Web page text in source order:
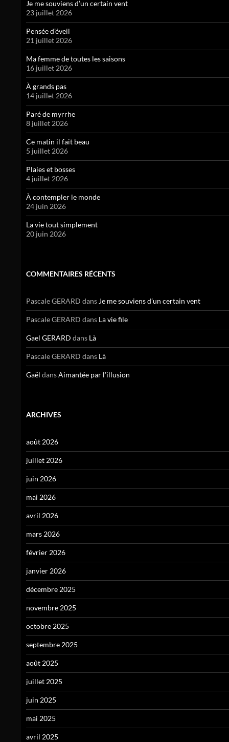
Je me souviens d’un certain vent
23 juillet 2026
Pensée d’éveil
21 juillet 2026
Ma femme de toutes les saisons
16 juillet 2026
À grands pas
14 juillet 2026
Paré de myrrhe
8 juillet 2026
Ce matin il fait beau
5 juillet 2026
Plaies et bosses
4 juillet 2026
À contempler le monde
24 juin 2026
La vie tout simplement
20 juin 2026
COMMENTAIRES RÉCENTS
Pascale GERARD dansJe me souviens d’un certain vent
Pascale GERARD dans La vie file
Gael GERARD dans Là
Pascale GERARD dans Là
Gaël dansAimantée par l’illusion
ARCHIVES
août 2026
juillet 2026
juin 2026
mai 2026
avril 2026
mars 2026
février 2026
janvier 2026
décembre 2025
novembre 2025
octobre 2025
septembre 2025
août 2025
juillet 2025
juin 2025
mai 2025
avril 2025